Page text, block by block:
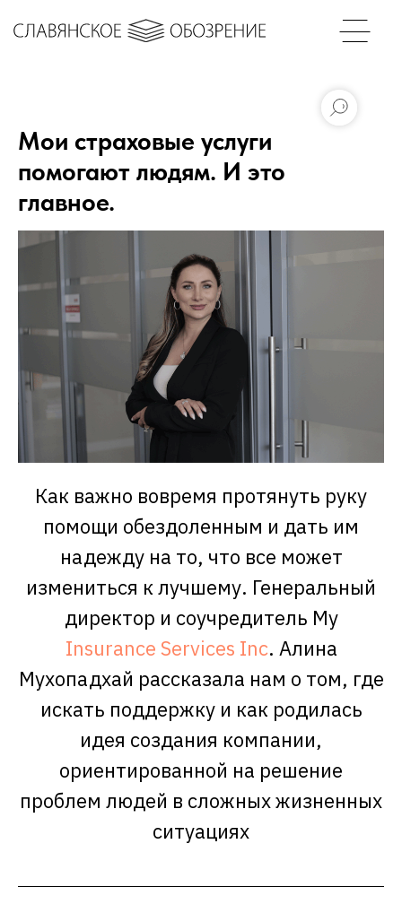
Мои страховые услуги
помогают людям. И это
главное.
Как важно вовремя протянуть руку
помощи обездоленным и дать им
надежду на то, что все может
измениться к лучшему. Генеральный
директор и соучредитель My
Insurance Services Inc. Алина
Мухопадхай рассказала нам о том, где
искать поддержку и как родилась
идея создания компании,
ориентированной на решение
проблем людей в сложных жизненных
ситуациях